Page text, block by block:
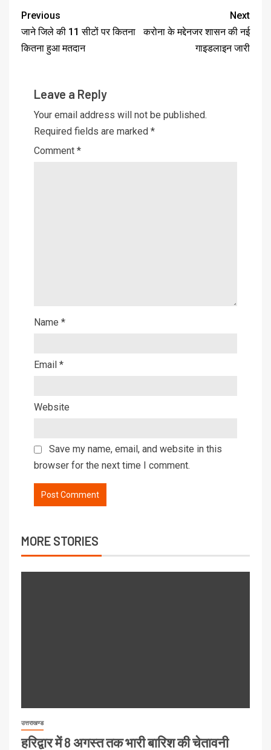
Previous
जाने जिले की 11 सीटों पर कितना
कितना हुआ मतदान
Next
करोना के मद्देनजर शासन की नई
गाइडलाइन जारी
Leave a Reply
Your email address will not be published.
Required fields are marked *
Comment *
Name *
Email *
Website
Save my name, email, and website in this
browser for the next time I comment.
MORE STORIES
उत्तराखण्ड
हरिद्वार में 8 अगस्त तक भारी बारिश की चेतावनी